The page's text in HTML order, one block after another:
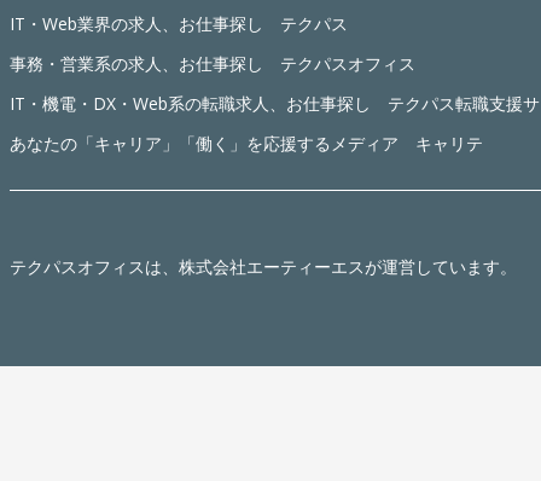
IT・Web業界の求人、お仕事探し テクパス
事務・営業系の求人、お仕事探し テクパスオフィス
IT・機電・DX・Web系の転職求人、お仕事探し テクパス転職支援
あなたの「キャリア」「働く」を応援するメディア キャリテ
テクパスオフィスは、株式会社エーティーエスが運営しています。